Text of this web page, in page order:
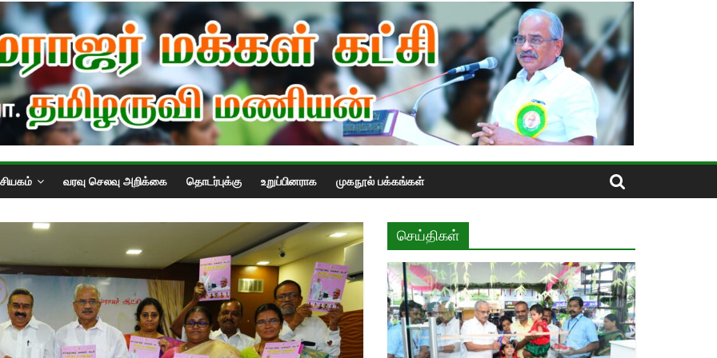
வரவு செலவு அறிக்கை தொடர்புக்கு உறுப்பினராக முகநூல் பக்கங்கள்
செய்திகள்